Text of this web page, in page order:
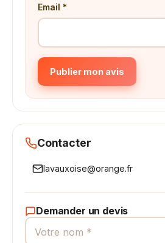
Email *
Publier mon avis
Contacter
lavauxoise@orange.fr
Demander un devis